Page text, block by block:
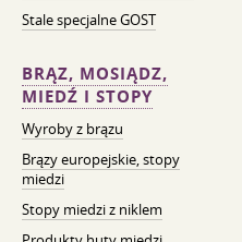
Stale specjalne GOST
BRĄZ, MOSIĄDZ,
MIEDŹ I STOPY
Wyroby z brązu
Brązy europejskie, stopy
miedzi
Stopy miedzi z niklem